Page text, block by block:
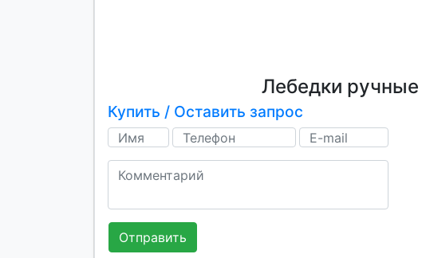
Лебедки
Купить / Оставить запрос
Отправить